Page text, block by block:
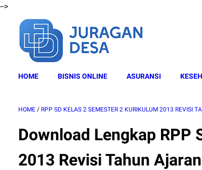
-->
HOME BISNIS ONLINE ASURANSI
HOME / RPP SD KELAS 2 SEMESTER 2 KURIKULUM 2013 REVISI
Download Lengkap RPP
2013 Revisi Tahun